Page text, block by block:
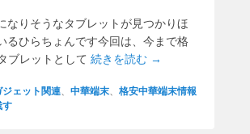
なりそうなタブレットが見つかりほ
るひらちょんです今回は、今まで格
ブレットとして 続きを読む →
ジェット関連、 中華端末、 格安中華端末情報
す